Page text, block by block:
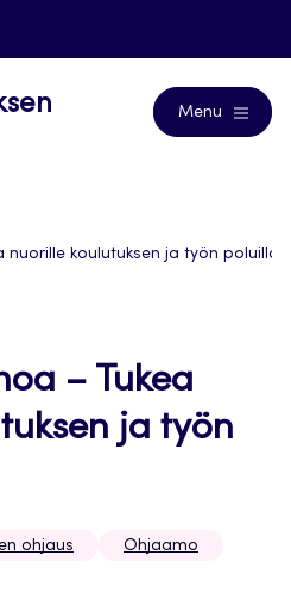
Menu
nuorille koulutuksen ja työn poluilla
– Tukea
ja työn
ohjaus
Ohjaamo